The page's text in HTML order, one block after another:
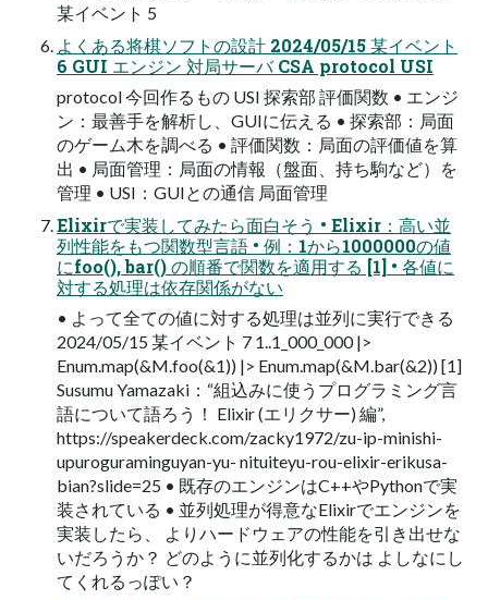
某イベント 5
よくある将棋ソフトの設計 2024/05/15 某イベント
6 GUI エンジン 対局サーバ CSA protocol USI
protocol 今回作るもの USI 探索部 評価関数 • エンジ
ン：最善手を解析し、GUIに伝える • 探索部：局面
のゲーム木を調べる • 評価関数：局面の評価値を算
出 • 局面管理：局面の情報（盤面、持ち駒など）を
管理 • USI：GUIとの通信 局面管理
Elixirで実装してみたら面白そう • Elixir：高い並
列性能をもつ関数型言語 • 例：1から1000000の値
にfoo(), bar() の順番で関数を適用する [1] • 各値に
対する処理は依存関係がない
• よって全ての値に対する処理は並列に実行できる
2024/05/15 某イベント 7 1..1_000_000 |>
Enum.map(&M.foo(&1)) |> Enum.map(&M.bar(&2)) [1]
Susumu Yamazaki：“組込みに使うプログラミング言
語について語ろう！ Elixir (エリクサー) 編”,
https://speakerdeck.com/zacky1972/zu-ip-minishi-
upuroguraminguyan-yu- nituiteyu-rou-elixir-erikusa-
bian?slide=25 • 既存のエンジンはC++やPythonで実
装されている • 並列処理が得意なElixirでエンジンを
実装したら、 よりハードウェアの性能を引き出せな
いだろうか？ どのように並列化するかは よしなにし
てくれるっぽい？